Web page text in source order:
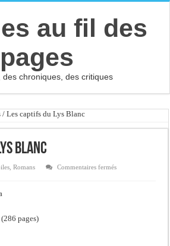
au fil des
pages
des chroniques, des critiques
/ Les captifs du Lys Blanc
Blanc
,Romans Commentaires ferméssur
pages)